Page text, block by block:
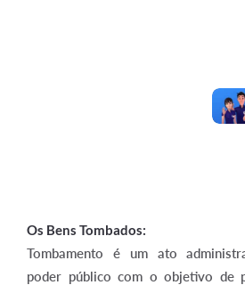
Os Bens Tombados:
Tombamento é um ato
poder público com o objetivo de